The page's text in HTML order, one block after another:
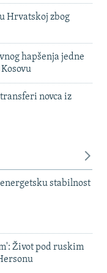
Hrvatskoj zbog
hapšenja jedne
novca iz
stabilnost
Život pod ruskim